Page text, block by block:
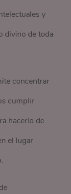
y
divino de toda
concentrar
cumplir
hacerlo de
el lugar